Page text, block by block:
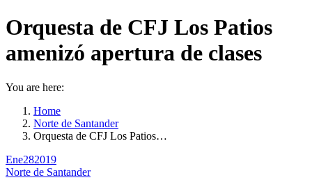
Orquesta de CFJ Los Patios
amenizó apertura de clases
You are here:
Home
Norte de Santander
Orquesta de CFJ Los Patios…
Ene282019
Norte de Santander